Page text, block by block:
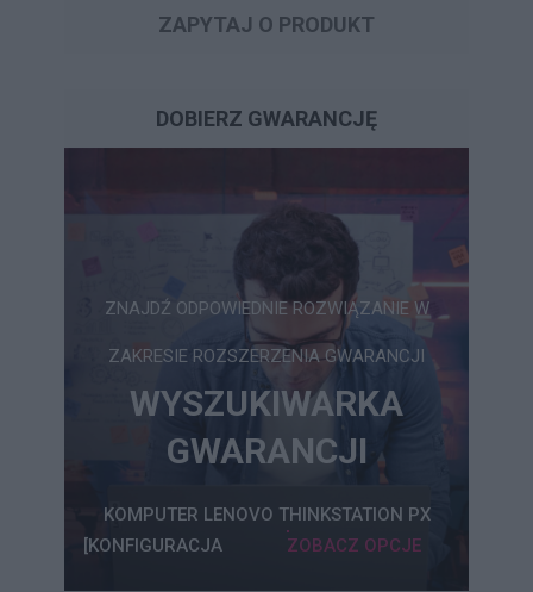
ZAPYTAJ O PRODUKT
DOBIERZ GWARANCJĘ
ZNAJDŹ ODPOWIEDNIE ROZWIĄZANIE W
ZAKRESIE ROZSZERZENIA GWARANCJI
WYSZUKIWARKA
GWARANCJI
KOMPUTER LENOVO THINKSTATION PX
[KONFIGURACJA
ZOBACZ OPCJE